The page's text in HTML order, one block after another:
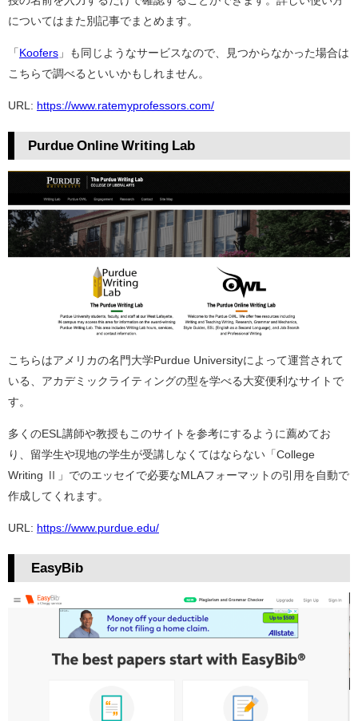
についてはまた別記事でまとめます。
「 Koofers 」も同じようなサービスなので、見つからなかった場合は
こちらで調べるといいかもしれません。
URL: https://www.ratemyprofessors.com/
Purdue Online Writing Lab
こちらはアメリカの名門大学Purdue Universityによって運営されて
いる、アカデミックライティングの型を学べる大変便利なサイトで
す。
多くのESL講師や教授もこのサイトを参考にするように薦めてお
り、留学生や現地の学生が受講しなくてはならない「College
Writing Ⅱ」でのエッセイで必要なMLAフォーマットの引用を自動で
作成してくれます。
URL: https://www.purdue.edu/
EasyBib